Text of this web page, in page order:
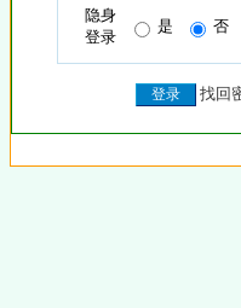
隐身
登录
是 否
找回